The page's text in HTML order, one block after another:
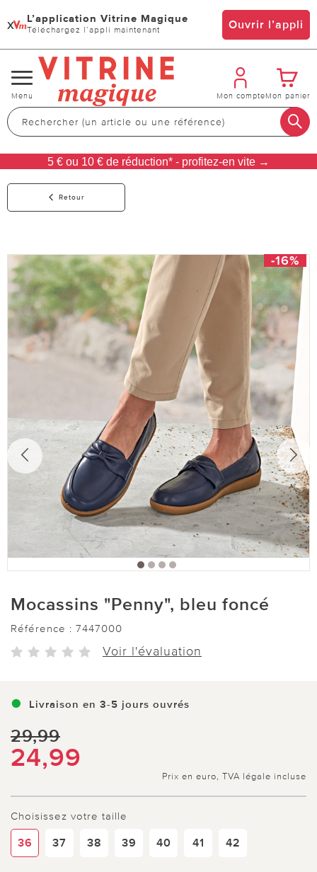
x L’application Vitrine Magique
Téléchargez l’appli maintenant Ouvrir l’appli
Changer
de
navigation
Menu Mon compteMon panier
5 € ou 10 € de réduction* - profitez-en vite →
Retour
-16%
Mocassins "Penny", bleu foncé
Référence : 7447000
Voir l'évaluation
Livraison en 3-5 jours ouvrés
29,99
24,99
Prix en euro, TVA légale incluse
Choisissez votre taille
36 37 38 39 40 41 42